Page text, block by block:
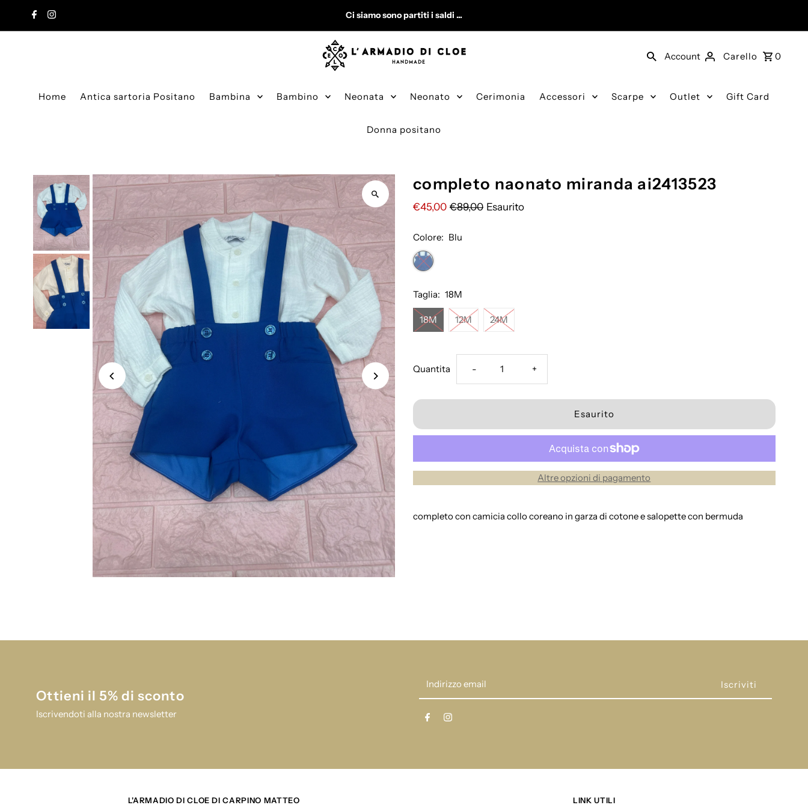
Vai direttamente ai contenuti Ci siamo sono partiti i saldi ...
Account Carello 0
Home Antica sartoria Positano Bambina Bambino Neonata Neonato Cerimonia Accessori Scarpe Outlet Gift Card
Donna positano
completo naonato miranda ai2413523
€45,00 €89,00 Esaurito
Colore: Blu
Taglia: 18M
18M 12M 24M
Quantita Diminuisci
la
completo
naonato
- Aumenta
la
completo
naonato
+
Altre opzioni di pagamento
completo con camicia collo coreano in garza di cotone e salopette con bermuda
Ottieni il 5% di sconto
Iscrivendoti alla nostra newsletter
L'ARMADIO DI CLOE DI CARPINO MATTEO LINK UTILI